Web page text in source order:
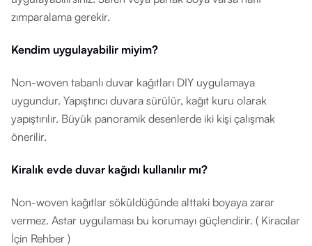
zımparalama gerekir.
Kendim uygulayabilir miyim?
Non-woven tabanlı duvar kağıtları DIY uygulamaya
uygundur. Yapıştırıcı duvara sürülür, kağıt kuru olarak
yapıştırılır. Büyük panoramik desenlerde iki kişi çalışmak
önerilir.
Kiralık evde duvar kağıdı kullanılır mı?
Non-woven kağıtlar söküldüğünde alttaki boyaya zarar
vermez. Astar uygulaması bu korumayı güçlendirir. ( Kiracılar
İçin Rehber )